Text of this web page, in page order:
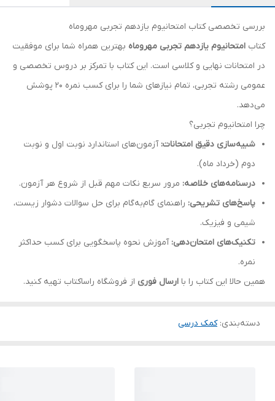
بررسی تخصصی کتاب امتحانیوم یازدهم تجربی مهروماه
کتاب امتحانیوم یازدهم تجربی مهروماه بهترین همراه شما برای موفقیت
در امتحانات نهایی و کلاسی است. این کتاب با تمرکز بر دروس تخصصی و
عمومی رشته تجربی، تمام نیازهای شما را برای کسب نمره ۲۰ پوشش
می‌دهد.
چرا امتحانیوم تجربی؟
شبیه‌سازی دقیق امتحانات: آزمون‌های استاندارد نوبت اول و نوبت
دوم (خرداد ماه).
درسنامه‌های خلاصه: مرور سریع نکات مهم قبل از شروع هر آزمون.
پاسخ‌های تشریحی: راهنمای گام‌به‌گام برای حل سوالات دشوار زیست،
شیمی و فیزیک.
تکنیک‌های امتحان‌دهی: آموزش نحوه پاسخگویی برای کسب حداکثر
نمره.
همین حالا این کتاب را با ارسال فوری از فروشگاه راساکتاب تهیه کنید.
دسته‌بندی:کمک درسی